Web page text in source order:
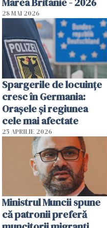
28 MAI 2026
Spargerile de locuințe
cresc în Germania:
Orașele și regiunea
cele mai afectate
25 APRILIE 2026
Ministrul Muncii spune
că patronii preferă